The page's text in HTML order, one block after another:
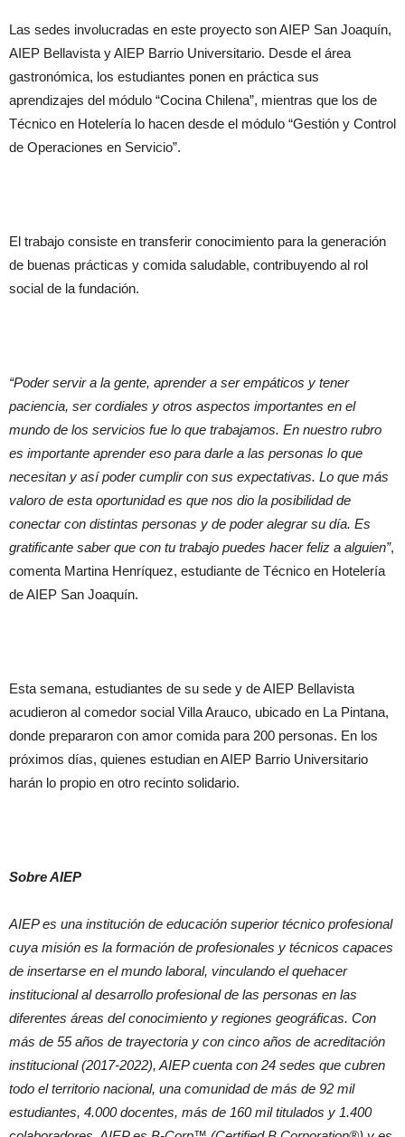
Las sedes involucradas en este proyecto son AIEP San Joaquín,
AIEP Bellavista y AIEP Barrio Universitario. Desde el área
gastronómica, los estudiantes ponen en práctica sus
aprendizajes del módulo “Cocina Chilena”, mientras que los de
Técnico en Hotelería lo hacen desde el módulo “Gestión y Control
de Operaciones en Servicio”.
El trabajo consiste en transferir conocimiento para la generación
de buenas prácticas y comida saludable, contribuyendo al rol
social de la fundación.
“Poder servir a la gente, aprender a ser empáticos y tener
paciencia, ser cordiales y otros aspectos importantes en el
mundo de los servicios fue lo que trabajamos. En nuestro rubro
es importante aprender eso para darle a las personas lo que
necesitan y así poder cumplir con sus expectativas. Lo que más
valoro de esta oportunidad es que nos dio la posibilidad de
conectar con distintas personas y de poder alegrar su día. Es
gratificante saber que con tu trabajo puedes hacer feliz a alguien”,
comenta Martina Henríquez, estudiante de Técnico en Hotelería
de AIEP San Joaquín.
Esta semana, estudiantes de su sede y de AIEP Bellavista
acudieron al comedor social Villa Arauco, ubicado en La Pintana,
donde prepararon con amor comida para 200 personas. En los
próximos días, quienes estudian en AIEP Barrio Universitario
harán lo propio en otro recinto solidario.
Sobre AIEP
AIEP es una institución de educación superior técnico profesional
cuya misión es la formación de profesionales y técnicos capaces
de insertarse en el mundo laboral, vinculando el quehacer
institucional al desarrollo profesional de las personas en las
diferentes áreas del conocimiento y regiones geográficas. Con
más de 55 años de trayectoria y con cinco años de acreditación
institucional (2017-2022), AIEP cuenta con 24 sedes que cubren
todo el territorio nacional, una comunidad de más de 92 mil
estudiantes, 4.000 docentes, más de 160 mil titulados y 1.400